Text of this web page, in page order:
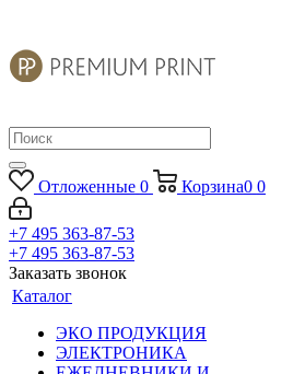
Отложенные 0 Корзина0 0
+7 495 363-87-53
+7 495 363-87-53
Заказать звонок
Каталог
ЭКО ПРОДУКЦИЯ
ЭЛЕКТРОНИКА